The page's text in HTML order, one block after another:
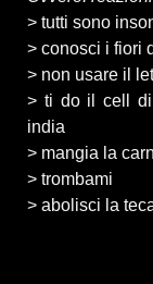
> tutti sono
> conosci i fiori
> non usare il
> ti do il cell di
india
> mangia la
> trombami
> abolisci la